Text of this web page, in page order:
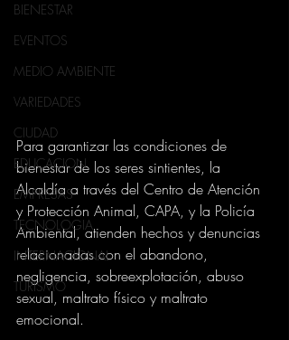
BIENESTAR
EVENTOS
MEDIO AMBIENTE
VARIEDADES
CIUDAD
EDUCACION
EMPRESAS
TECNOLOGIA
INTERNACIONAL
TURISMO
Para garantizar las condiciones de
bienestar de los seres sintientes, la
Alcaldía a través del Centro de Atención
y Protección Animal, CAPA, y la Policía
Ambiental, atienden hechos y denuncias
relacionadas con el abandono,
negligencia, sobreexplotación, abuso
sexual, maltrato físico y maltrato
emocional.